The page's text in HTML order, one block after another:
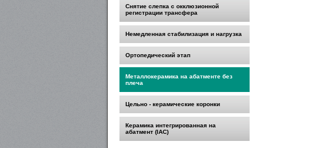
Снятие слепка с окклюзионной
регистрации трансфера
Немедленная стабилизация и нагрузка
Ортопедический этап
Металлокерамика на абатменте без
плеча
Цельно - керамические коронки
Керамика интегрированная на
абатмент (IAC)